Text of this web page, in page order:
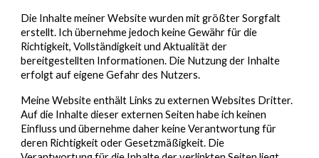
Die Inhalte meiner Website wurden mit größter Sorgfalt
erstellt. Ich übernehme jedoch keine Gewähr für die
Richtigkeit, Vollständigkeit und Aktualität der
bereitgestellten Informationen. Die Nutzung der Inhalte
erfolgt auf eigene Gefahr des Nutzers.
Meine Website enthält Links zu externen Websites Dritter.
Auf die Inhalte dieser externen Seiten habe ich keinen
Einfluss und übernehme daher keine Verantwortung für
deren Richtigkeit oder Gesetzmäßigkeit. Die